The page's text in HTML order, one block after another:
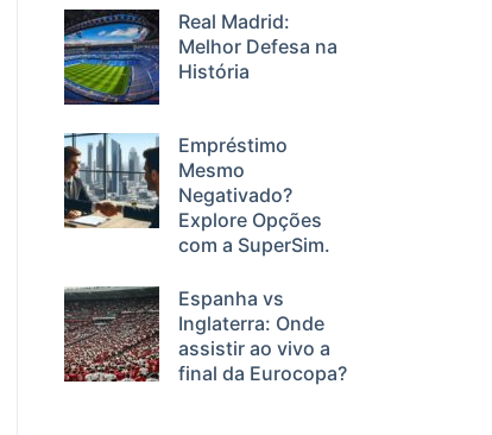
Real Madrid:
Melhor Defesa na
História
Empréstimo
Mesmo
Negativado?
Explore Opções
com a SuperSim.
Espanha vs
Inglaterra: Onde
assistir ao vivo a
final da Eurocopa?